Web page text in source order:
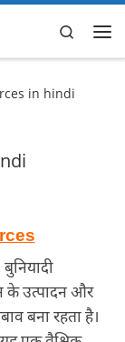
Search
in hindi
के उत्पादन और
बना रहता है।